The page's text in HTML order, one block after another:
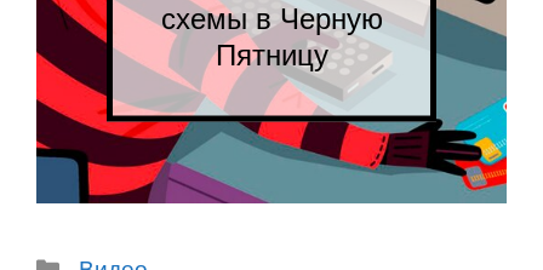
схемы в Черную
Пятницу
Рубрики